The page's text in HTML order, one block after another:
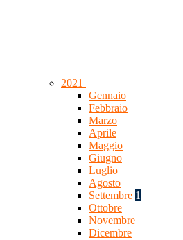
2021
Gennaio
Febbraio
Marzo
Aprile
Maggio
Giugno
Luglio
Agosto
Settembre 1
Ottobre
Novembre
Dicembre